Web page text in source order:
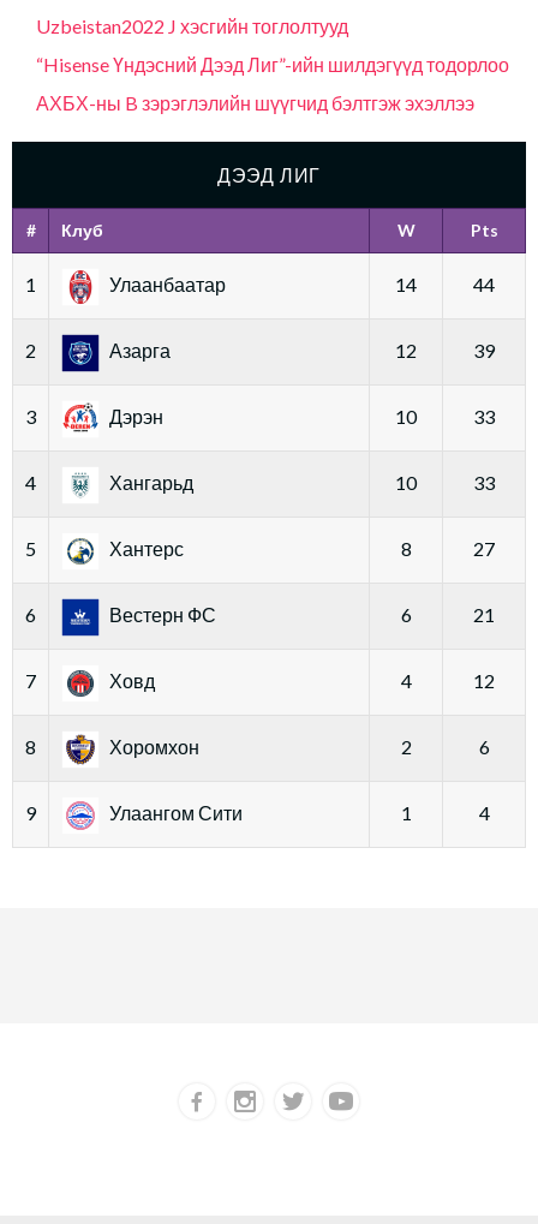
Uzbeistan2022 J хэсгийн тоглолтууд
“Hisense Үндэсний Дээд Лиг”-ийн шилдэгүүд тодорлоо
АХБХ-ны B зэрэглэлийн шүүгчид бэлтгэж эхэллээ
ДЭЭД ЛИГ
# Клуб W Pts
1 Улаанбаатар 14 44
2 Азарга 12 39
3 Дэрэн 10 33
4 Хангарьд 10 33
5 Хантерс 8 27
6 Вестерн ФС 6 21
7 Ховд 4 12
8 Хоромхон 2 6
9 Улаангом Сити 1 4